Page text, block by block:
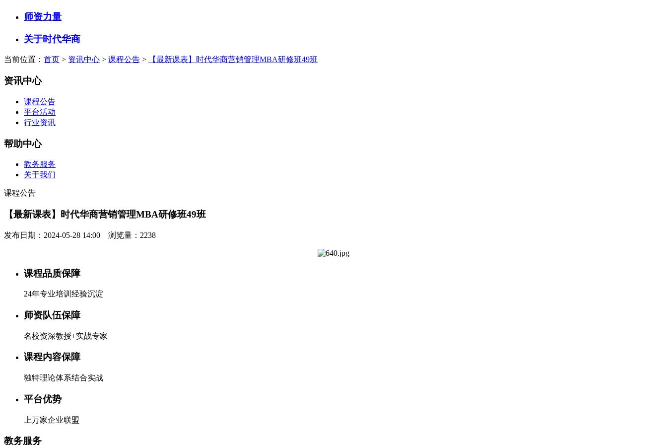
师资力量
关于时代华商
当前位置： 首页 > 资讯中心 > 课程公告 > 【最新课表】时代华商营销管理MBA研修班49班
资讯中心
课程公告
平台活动
行业资讯
帮助中心
教务服务
关于我们
课程公告
【最新课表】时代华商营销管理MBA研修班49班
发布日期：2024-05-28 14:00 浏览量：2238
课程品质保障
24年专业培训经验沉淀
师资队伍保障
名校资深教授+实战专家
课程内容保障
独特理论体系结合实战
平台优势
上万家企业联盟
教务服务